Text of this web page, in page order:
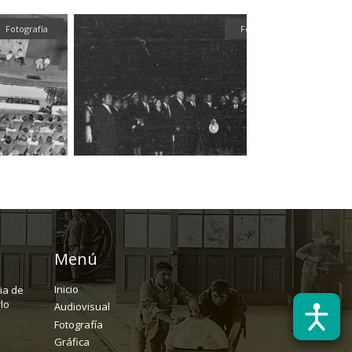
Fotografía Fotografía
de
Menú
Inicio
Audiovisual
Fotografía
Gráfica